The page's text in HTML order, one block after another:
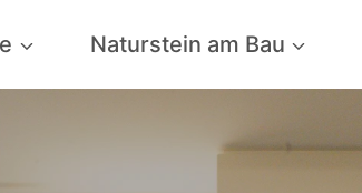
Naturstein am Bau